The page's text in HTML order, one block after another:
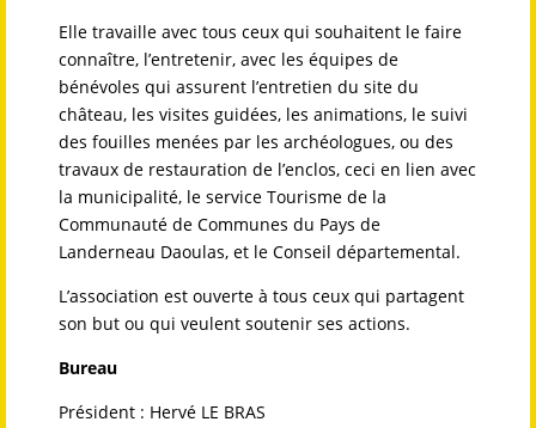
Elle travaille avec tous ceux qui souhaitent le faire
connaître, l’entretenir, avec les équipes de
bénévoles qui assurent l’entretien du site du
château, les visites guidées, les animations, le suivi
des fouilles menées par les archéologues, ou des
travaux de restauration de l’enclos, ceci en lien avec
la municipalité, le service Tourisme de la
Communauté de Communes du Pays de
Landerneau Daoulas, et le Conseil départemental.
L’association est ouverte à tous ceux qui partagent
son but ou qui veulent soutenir ses actions.
Bureau
Président : Hervé LE BRAS